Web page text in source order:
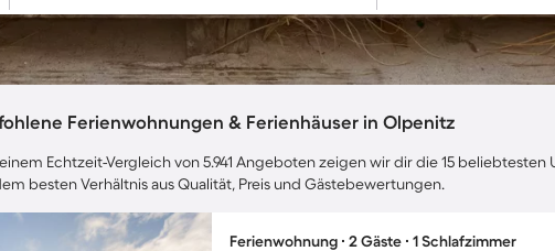
Ferienwohnungen & Ferienhäuser in Olpenitz
Echtzeit-Vergleich von 5.941 Angeboten zeigen wir dir die 15
besten Verhältnis aus Qualität, Preis und Gästebewertungen.
Ferienwohnung ∙ 2 Gäste ∙ 1 Schlafzimmer